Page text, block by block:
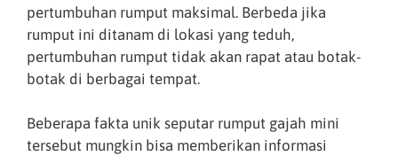
pertumbuhan rumput maksimal. Berbeda jika
rumput ini ditanam di lokasi yang teduh,
pertumbuhan rumput tidak akan rapat atau botak-
botak di berbagai tempat.
Beberapa fakta unik seputar rumput gajah mini
tersebut mungkin bisa memberikan informasi